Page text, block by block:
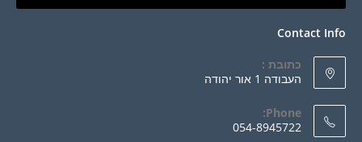
Contact Info
כתובת :
העבודה 1 אור יהודה
Phone:
054-8945722